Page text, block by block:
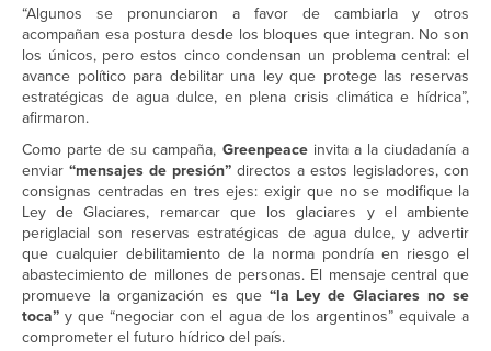
“Algunos se pronunciaron a favor de cambiarla y otros
acompañan esa postura desde los bloques que integran. No son
los únicos, pero estos cinco condensan un problema central: el
avance político para debilitar una ley que protege las reservas
estratégicas de agua dulce, en plena crisis climática e hídrica”,
afirmaron.
Como parte de su campaña, Greenpeaceinvita a la ciudadanía a
enviar “mensajes de presión” directos a estos legisladores, con
consignas centradas en tres ejes: exigir que no se modifique la
Ley de Glaciares, remarcar que los glaciares y el ambiente
periglacial son reservas estratégicas de agua dulce, y advertir
que cualquier debilitamiento de la norma pondría en riesgo el
abastecimiento de millones de personas. El mensaje central que
promueve la organización es que “la Ley de Glaciares no se
toca”y que “negociar con el agua de los argentinos” equivale a
comprometer el futuro hídrico del país.